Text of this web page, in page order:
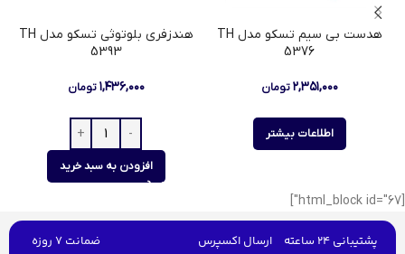
هدست بی سیم تسکو مدل TH
5376
۲,۳۵۱,۰۰۰ تومان
اطلاعات بیشتر
هندزفری بلوتوثی تسکو مدل TH
5393
۱,۴۳۶,۰۰۰ تومان
افزودن به سبد خرید
[html_block id="67"]
پشتیبانی 24 ساعته ارسال اکسپرس ضمانت 7 روزه